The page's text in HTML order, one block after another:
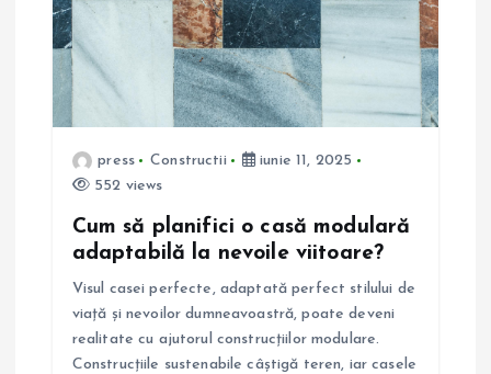
a
r
press Constructii
iunie 11, 2025
552 views
Cum să planifici o casă modulară
adaptabilă la nevoile viitoare?
Visul casei perfecte, adaptată perfect stilului de
viață și nevoilor dumneavoastră, poate deveni
realitate cu ajutorul construcțiilor modulare.
Construcțiile sustenabile câștigă teren, iar casele